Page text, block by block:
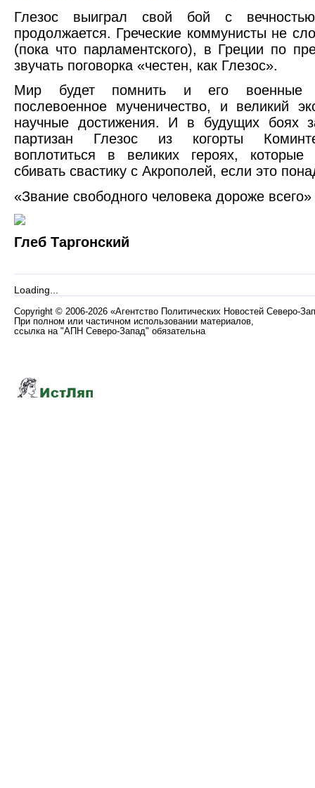
Глезос выиграл свой бой с
продолжается. Греческие коммунисты не
(пока что парламентского), в Греции по
звучать поговорка «честен, как Глезос».
Мир будет помнить и его военные
послевоенное мученичество, и великий
научные достижения. И в будущих боях
партизан Глезос из когорты
воплотиться в великих героях, которые
сбивать свастику с Акрополей, если это
«Звание свободного человека дороже
Глеб Таргонский
Loading...
Copyright © 2006-2026 «Агентство Политических Новостей Северо-
При полном или частичном использовании материалов,
ссылка на "АПН Северо-Запад" обязательна